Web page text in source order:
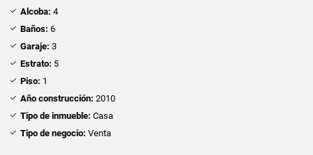
Alcoba: 4
Baños: 6
Garaje: 3
Estrato: 5
Piso: 1
Año construcción: 2010
Tipo de inmueble: Casa
Tipo de negocio: Venta